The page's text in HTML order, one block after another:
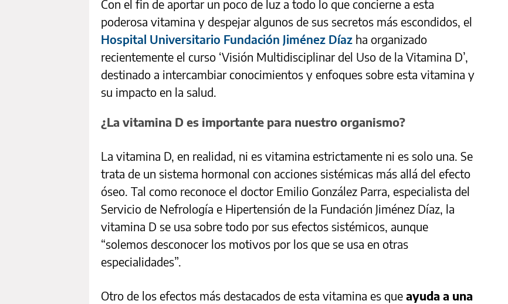
Con el fin de aportar un poco de luz a todo lo que concierne a esta
poderosa vitamina y despejar algunos de sus secretos más escondidos, el
Hospital Universitario Fundación Jiménez Díaz ha organizado
recientemente el curso ‘Visión Multidisciplinar del Uso de la Vitamina D’,
destinado a intercambiar conocimientos y enfoques sobre esta vitamina y
su impacto en la salud.
¿La vitamina D es importante para nuestro organismo?
La vitamina D, en realidad, ni es vitamina estrictamente ni es solo una. Se
trata de un sistema hormonal con acciones sistémicas más allá del efecto
óseo. Tal como reconoce el doctor Emilio González Parra, especialista del
Servicio de Nefrología e Hipertensión de la Fundación Jiménez Díaz, la
vitamina D se usa sobre todo por sus efectos sistémicos, aunque
“solemos desconocer los motivos por los que se usa en otras
especialidades”.
Otro de los efectos más destacados de esta vitamina es que ayuda a una